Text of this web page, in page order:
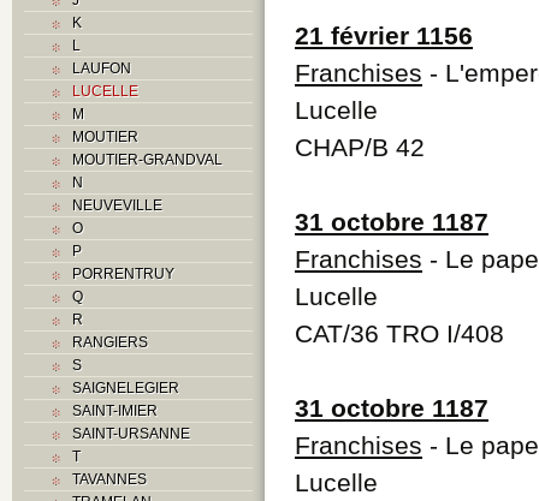
K
L
LAUFON
LUCELLE
M
MOUTIER
MOUTIER-GRANDVAL
N
NEUVEVILLE
O
P
PORRENTRUY
Q
R
RANGIERS
S
SAIGNELEGIER
SAINT-IMIER
SAINT-URSANNE
T
TAVANNES
21 février 1156
Franchises -
Lucelle
CHAP/B 42
31 octobre 1187
Franchises - Le
Lucelle
CAT/36 TRO I/408
31 octobre 1187
Franchises - Le
Lucelle